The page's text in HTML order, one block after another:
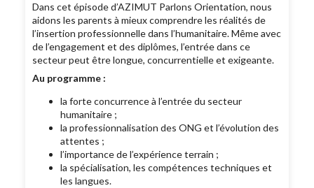
Dans cet épisode d’AZIMUT Parlons Orientation, nous
aidons les parents à mieux comprendre les réalités de
l’insertion professionnelle dans l’humanitaire. Même avec
de l’engagement et des diplômes, l’entrée dans ce
secteur peut être longue, concurrentielle et exigeante.
Au programme :
la forte concurrence à l’entrée du secteur
humanitaire ;
la professionnalisation des ONG et l’évolution des
attentes ;
l’importance de l’expérience terrain ;
la spécialisation, les compétences techniques et
les langues.